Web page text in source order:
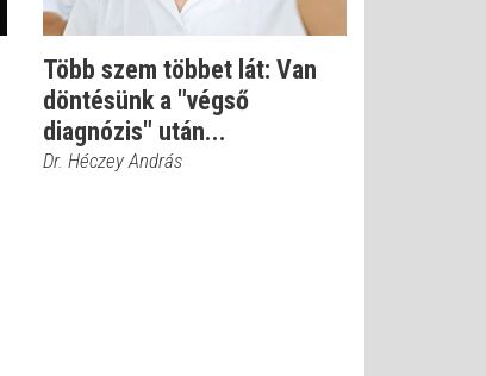
Több szem többet lát: Van
döntésünk a "végső
diagnózis" után...
Dr. Héczey András